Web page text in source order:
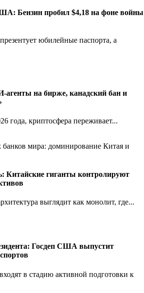
Бензин пробил $4,18 на фоне войны
юбилейные паспорта, а
агенты на бирже, канадский бан и
года, криптосфера переживает...
Китайские гиганты контролируют
выглядит как монолит, где...
Госдеп США выпустит
в стадию активной подготовки к